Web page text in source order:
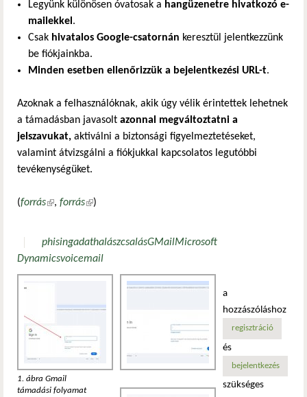
Legyünk különösen óvatosak a hangüzenetre hivatkozó e-
mailekkel .
Csak hivatalos Google-csatornán keresztül jelentkezzünk
be fiókjainkba.
Minden esetben ellenőrizzük a bejelentkezési URL-t.
Azoknak a felhasználóknak, akik úgy vélik érintettek lehetnek
a támadásban javasolt azonnal megváltoztatni a
jelszavukat, aktiválni a biztonsági figyelmeztetéseket,
valamint átvizsgálni a fiókjukkal kapcsolatos legutóbbi
tevékenységüket.
(forrás(külső hivatkozás)
, forrás(külső hivatkozás)
)
phisingadathalászcsalásGMailMicrosoft
Dynamicsvoicemail
1. ábra Gmail
támadási folyamat
a
hozzászóláshoz
regisztráció
és
bejelentkezés
szükséges